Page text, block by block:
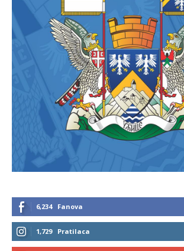
6,234 Fanova
1,729 Pratilaca